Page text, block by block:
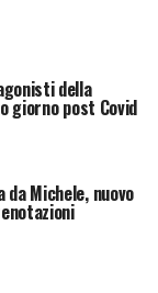
della
giorno post Covid
da Michele, nuovo